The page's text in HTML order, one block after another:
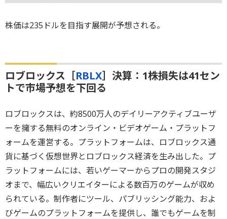
株価は235ドルを目指す展開が予想される。
ロブロックス［RBLX］決算：1株損失は41セン
トで市場予想を下回る
ロブロックスは、約8500万人のデイリーアクティブユーザ
ーを擁する無料のオンライン・ビデオゲーム・プラットフ
ォームを運営する。プラットフォームは、ロブロックス通
貨に基づく仮想世界とロブロックス経済を生み出した。プ
ラットフォームには、若いゲーマーからプロの開発スタジ
オまで、幅広いクリエイターによる数百万のゲームが収め
られている。制作者にツール、パブリッシング能力、およ
びゲームのプラットフォームを提供し、誰でもゲームを制